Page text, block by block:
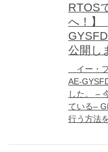
RTOS
へ！】
公開し
イー・
AE-
した。 –
ている–
行う方法